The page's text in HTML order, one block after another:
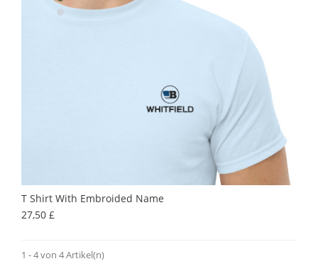
T Shirt With Embroided Name
27,50 £
1 - 4 von 4 Artikel(n)